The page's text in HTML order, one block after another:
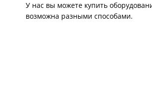
У нас вы можете купить
возможна разными способами.